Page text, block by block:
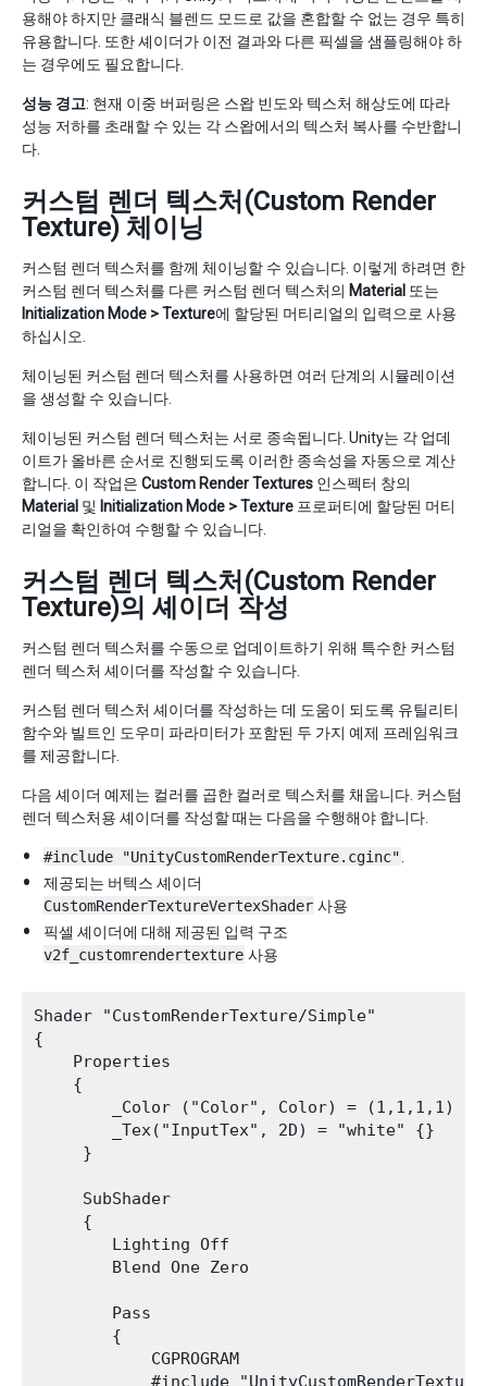
용해야 하지만 클래식 블렌드 모드로 값을 혼합할 수 없는 경우 특히
유용합니다. 또한 셰이더가 이전 결과와 다른 픽셀을 샘플링해야 하
는 경우에도 필요합니다.
성능 경고: 현재 이중 버퍼링은 스왑 빈도와 텍스처 해상도에 따라
성능 저하를 초래할 수 있는 각 스왑에서의 텍스처 복사를 수반합니
다.
커스텀 렌더 텍스처(Custom Render
Texture) 체이닝
커스텀 렌더 텍스처를 함께 체이닝할 수 있습니다. 이렇게 하려면 한
커스텀 렌더 텍스처를 다른 커스텀 렌더 텍스처의 Material 또는
Initialization Mode > Texture에 할당된 머티리얼의 입력으로 사용
하십시오.
체이닝된 커스텀 렌더 텍스처를 사용하면 여러 단계의 시뮬레이션
을 생성할 수 있습니다.
체이닝된 커스텀 렌더 텍스처는 서로 종속됩니다. Unity는 각 업데
이트가 올바른 순서로 진행되도록 이러한 종속성을 자동으로 계산
합니다. 이 작업은 Custom Render Textures 인스펙터 창의
Material 및 Initialization Mode > Texture 프로퍼티에 할당된 머티
리얼을 확인하여 수행할 수 있습니다.
커스텀 렌더 텍스처(Custom Render
Texture)의 셰이더 작성
커스텀 렌더 텍스처를 수동으로 업데이트하기 위해 특수한 커스텀
렌더 텍스처 셰이더를 작성할 수 있습니다.
커스텀 렌더 텍스처 셰이더를 작성하는 데 도움이 되도록 유틸리티
함수와 빌트인 도우미 파라미터가 포함된 두 가지 예제 프레임워크
를 제공합니다.
다음 셰이더 예제는 컬러를 곱한 컬러로 텍스처를 채웁니다. 커스텀
렌더 텍스처용 셰이더를 작성할 때는 다음을 수행해야 합니다.
#include "UnityCustomRenderTexture.cginc"
제공되는 버텍스 셰이더
CustomRenderTextureVertexShader 사용
픽셀 셰이더에 대해 제공된 입력 구조
v2f_customrendertexture 사용
Shader "CustomRenderTexture/Simple"
{
    Properties
    {
        _Color ("Color", Color) = (1,1,1,1)
        _Tex("InputTex", 2D) = "white" {}
     }
     SubShader
     {
        Lighting Off
        Blend One Zero
        Pass
        {
            CGPROGRAM
#include